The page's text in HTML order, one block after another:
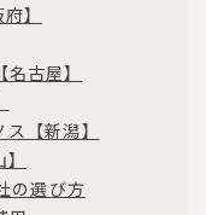
】
古屋】
【新潟】
の選び方